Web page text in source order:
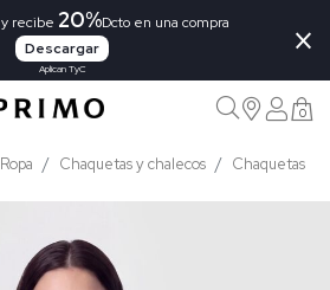
y recibe 20%Dcto en una compra
Descargar
Aplican TyC
×
0
Ropa Chaquetas y chalecos Chaquetas